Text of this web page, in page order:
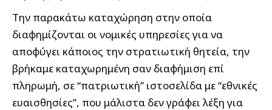
Την παρακάτω καταχώρηση στην οποία
διαφημίζονται οι νομικές υπηρεσίες για να
αποφύγει κάποιος την στρατιωτική θητεία, την
βρήκαμε καταχωρημένη σαν διαφήμιση επί
πληρωμή, σε “πατριωτική” ιστοσελίδα με “εθνικές
ευαισθησίες”, που μάλιστα δεν γράφει λέξη για